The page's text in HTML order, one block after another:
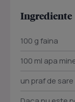
Ingrediente
100 g faina
100 ml apa
un praf de sare